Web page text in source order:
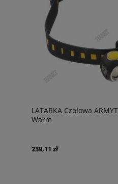
LATARKA Czołowa
Warm
239,11 zł